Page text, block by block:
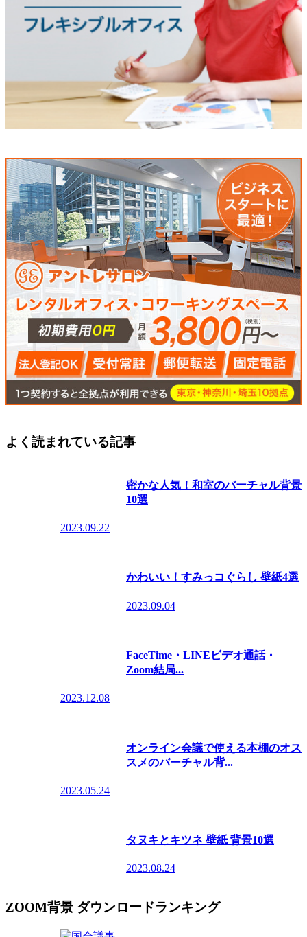
よく読まれている記事
密かな人気！和室のバーチャル背景
10選
2023.09.22
かわいい！すみっコぐらし 壁紙4選
2023.09.04
FaceTime・LINEビデオ通話・
Zoom結局...
2023.12.08
オンライン会議で使える本棚のオス
スメのバーチャル背...
2023.05.24
タヌキとキツネ 壁紙 背景10選
2023.08.24
ZOOM背景 ダウンロードランキング